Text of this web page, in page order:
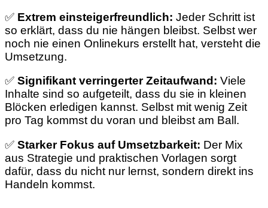
✅ Extrem einsteigerfreundlich: Jeder Schritt ist
so erklärt, dass du nie hängen bleibst. Selbst wer
noch nie einen Onlinekurs erstellt hat, versteht die
Umsetzung.
✅ Signifikant verringerter Zeitaufwand: Viele
Inhalte sind so aufgeteilt, dass du sie in kleinen
Blöcken erledigen kannst. Selbst mit wenig Zeit
pro Tag kommst du voran und bleibst am Ball.
✅ Starker Fokus auf Umsetzbarkeit: Der Mix
aus Strategie und praktischen Vorlagen sorgt
dafür, dass du nicht nur lernst, sondern direkt ins
Handeln kommst.